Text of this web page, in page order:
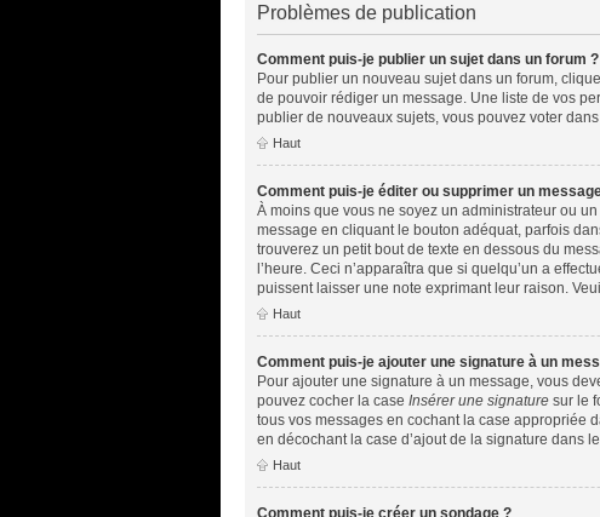
Problèmes de publication
Comment puis-je publier un sujet dans un forum ?
Pour publier un nouveau sujet dans un forum,
de pouvoir rédiger un message. Une liste de vos
publier de nouveaux sujets, vous pouvez voter
Haut
Comment puis-je éditer ou supprimer un
À moins que vous ne soyez un administrateur ou
message en cliquant le bouton adéquat, parfois
trouverez un petit bout de texte en dessous du
l’heure. Ceci n’apparaîtra que si quelqu’un a
puissent laisser une note exprimant leur raison.
Haut
Comment puis-je ajouter une signature à un
Pour ajouter une signature à un message, vous
pouvez cocher la case Insérer une signature sur le
tous vos messages en cochant la case appropriée
en décochant la case d’ajout de la signature dans
Haut
Comment puis-je créer un sondage ?